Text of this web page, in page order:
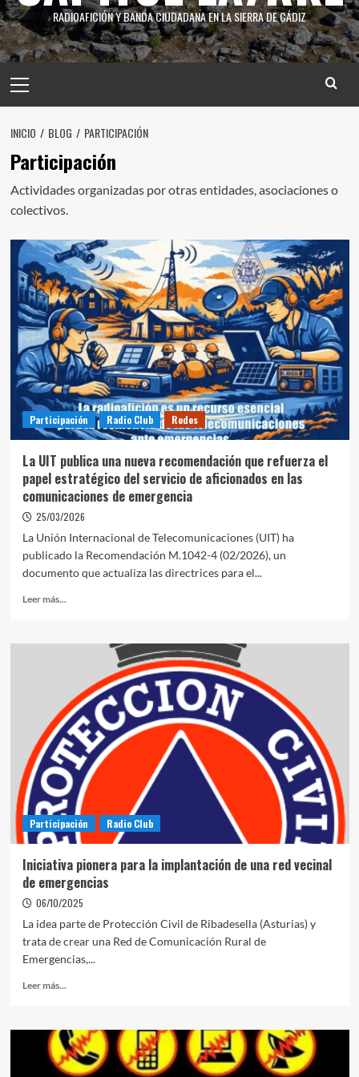
RADIOAFICIÓN Y BANDA CIUDADANA EN LA SIERRA DE CÁDIZ
INICIO BLOG PARTICIPACIÓN
Participación
Actividades organizadas por otras entidades, asociaciones o
colectivos.
Participación Radio Club Redes
La UIT publica una nueva recomendación que refuerza el
papel estratégico del servicio de aficionados en las
comunicaciones de emergencia
25/03/2026
La Unión Internacional de Telecomunicaciones (UIT) ha
publicado la Recomendación M.1042-4 (02/2026), un
documento que actualiza las directrices para el...
Leer más...
Participación Radio Club
Iniciativa pionera para la implantación de una red vecinal
de emergencias
06/10/2025
La idea parte de Protección Civil de Ribadesella (Asturias) y
trata de crear una Red de Comunicación Rural de
Emergencias,...
Leer más...